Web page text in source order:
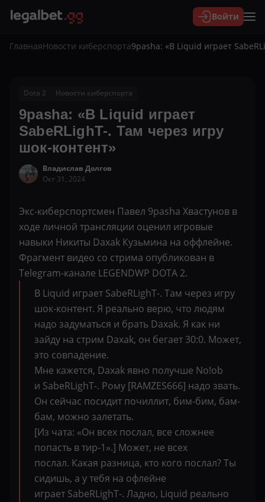
Войти
ГлавнаяНовости киберспорта9pasha: «В Liquid играет
Dota 2 Новости киберспорта
9pasha: «В Liquid играет
SabeRLighT-. Там через игру
шок-контент»
Владислав Долгов
Окт 31, 2024
Экс-киберспортсмен Павел 9pasha Хвастунов в
ходе личной трансляции оценил игровые
навыки Никиты Daxak Кузьмина на оффлейне.
Фрагмент видео со стрима опубликован в
Telegram-канале LEGENDWP DOTA 2.
В Liquid играет SabeRLighT-. Там через игру
шок-контент. Я реально верю, что людям
надо задуматься и брать Daxak. Я как ни
зайду на стрим Daxak, он бегает 30:0. Может,
это совпадение.
Мне кажется, Daxak явно получше No!ob
и SabeRLighT-. Рому [RAMZES666] надо звать.
Он сейчас посидит почиллит, бим-бим, бам-
бам, можно залетать.
[Из чата: «Он всех послал, все сложнее
попасть в тир-1».] Может, не всех
послал. Какая разница, кто кого послал? Ты
сидишь, а у тебя на офлейне
играет SabeRLighT-. Ладно, Liquid реально